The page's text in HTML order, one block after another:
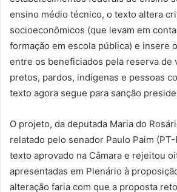
ensino médio técnico, o texto altera
socioeconômicos (que levam em
formação em escola pública) e insere
entre os beneficiados pela reserva de
pretos, pardos, indígenas e pessoas
texto agora segue para sanção
O projeto, da deputada Maria do
relatado pelo senador Paulo Paim
texto aprovado na Câmara e rejeitou
apresentadas em Plenário à
alteração faria com que a proposta